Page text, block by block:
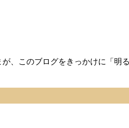
、このブログをきっかけに「明